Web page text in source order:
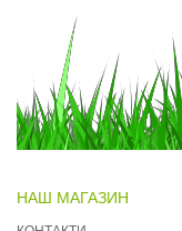
НАШ МАГАЗИН